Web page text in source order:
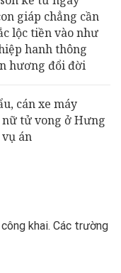
giáp chẳng cần
lộc tiền vào như
hanh thông
hương đổi đời
cán xe máy
tử vong ở Hưng
án
khai. Các trường